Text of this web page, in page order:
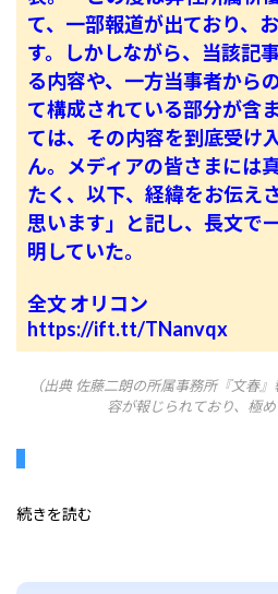
て、一部報道が出ており、
す。しかしながら、当該記
る内容や、一方当事者から
て構成されている部分が含
ては、その内容を到底受け
ん。メディアの皆さまには
たく、以下、経緯をお伝え
思います」と記し、長文で
明していた。
全文 オリコン
https://ift.tt/TNanvqx
（出典 佐藤二朗の所属事務所『文春
容が報じられており、極
続きを読む